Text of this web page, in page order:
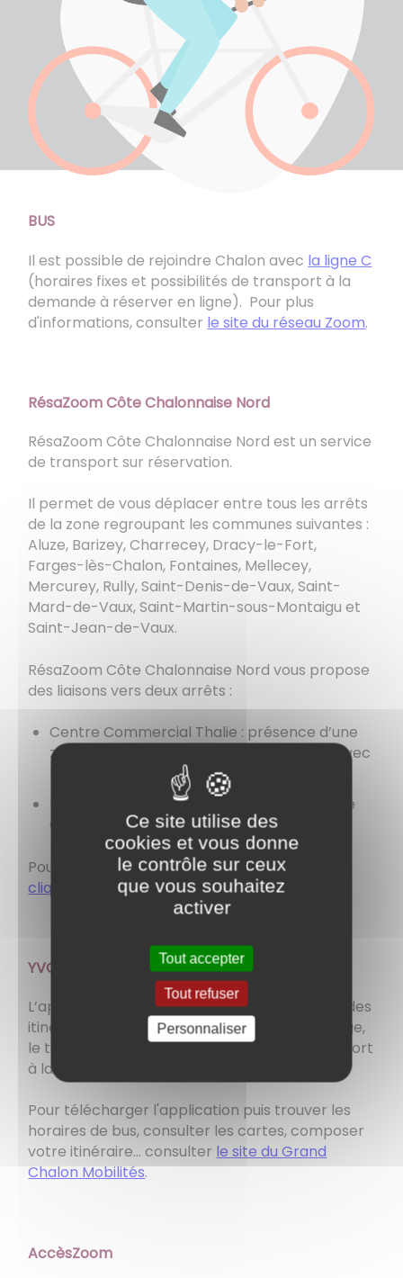
BUS
Il est possible de rejoindre Chalon avec la ligne C
(horaires fixes et possibilités de transport à la
demande à réserver en ligne). Pour plus
d'informations, consulter le site du réseau Zoom.
RésaZoom Côte Chalonnaise Nord
RésaZoom Côte Chalonnaise Nord est un service
de transport sur réservation.
Il permet de vous déplacer entre tous les arrêts
de la zone regroupant les communes suivantes :
Aluze, Barizey, Charrecey, Dracy-le-Fort,
Farges-lès-Chalon, Fontaines, Mellecey,
Mercurey, Rully, Saint-Denis-de-Vaux, Saint-
Mard-de-Vaux, Saint-Martin-sous-Montaigu et
Saint-Jean-de-Vaux.
RésaZoom Côte Chalonnaise Nord vous propose
des liaisons vers deux arrêts :
Centre Commercial Thalie : présence d’une
zone commerciale et correspondances avec
la ligne 3 du réseau ZOOM.
Pôle Gares : accès direct au centre-ville de
Chalon
Pour en savoir plus ou réserver un transport,
cliquez ici
YVON
L’application Yvon du Grand Chalon propose des
itinéraires qui peuvent combiner le covoiturage,
le transport collectif (bus urbains, TER, transport
à la demande) et la marche à pied…
Pour télécharger l'application puis trouver les
horaires de bus, consulter les cartes, composer
votre itinéraire... consulter le site du Grand
Chalon Mobilités.
AccèsZoom
Ce site utilise des
cookies et vous donne
le contrôle sur ceux
que vous souhaitez
activer
Tout accepter
Tout refuser
Personnaliser